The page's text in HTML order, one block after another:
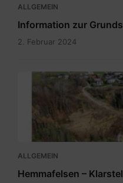
ALLGEMEIN
Information zur
2. Februar 2024
ALLGEMEIN
Hemmafelsen –